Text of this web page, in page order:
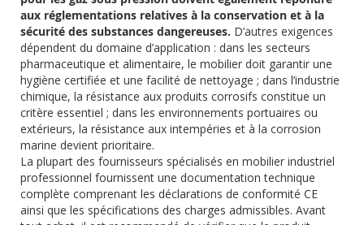
aux réglementations relatives à la conservation et à la
sécurité des substances dangereuses. D’autres exigences
dépendent du domaine d’application : dans les secteurs
pharmaceutique et alimentaire, le mobilier doit garantir une
hygiène certifiée et une facilité de nettoyage ; dans l’industrie
chimique, la résistance aux produits corrosifs constitue un
critère essentiel ; dans les environnements portuaires ou
extérieurs, la résistance aux intempéries et à la corrosion
marine devient prioritaire.
La plupart des fournisseurs spécialisés en mobilier industriel
professionnel fournissent une documentation technique
complète comprenant les déclarations de conformité CE
ainsi que les spécifications des charges admissibles. Avant